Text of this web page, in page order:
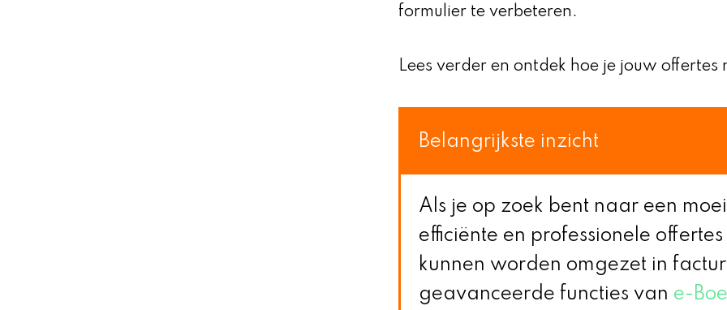
formulier te verbeteren.
Lees verder en ontdek hoe je jouw offertes
Belangrijkste inzicht
Als je op zoek bent naar een
efficiënte en professionele
kunnen worden omgezet in
geavanceerde functies van e-